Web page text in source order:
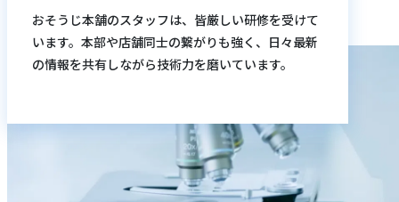
おそうじ本舗のスタッフは、皆厳しい研修を受けて
います。本部や店舗同士の繋がりも強く、日々最新
の情報を共有しながら技術力を磨いています。